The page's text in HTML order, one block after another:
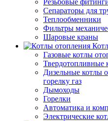
Резьбовые
Сепараторы для
Теплообменники
Фильтры
Шаровые краны
Газовые котлы
Твердотопливные
Дизельные котлы
горелку газ
Дымоходы
Горелки
Автоматика и
Электрические